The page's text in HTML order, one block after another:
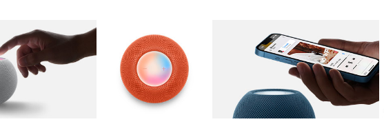
图库 图像 图库 图像 图库 图像 4